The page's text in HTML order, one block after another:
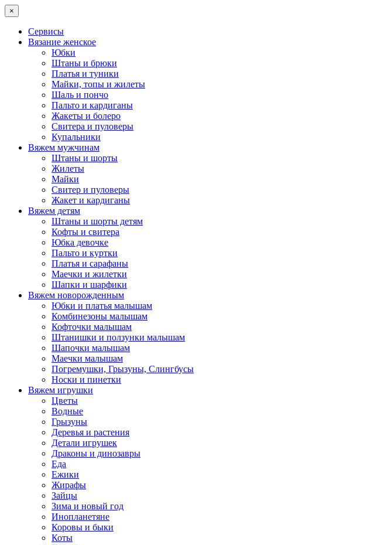
×
Сервисы
Вязание женское
Юбки
Штаны и брюки
Платья и туники
Майки, топы и жилеты
Шаль и пончо
Пальто и кардиганы
Жакеты и болеро
Свитера и пуловеры
Купальники
Вяжем мужчинам
Штаны и шорты
Жилеты
Майки
Свитер и пуловеры
Жакет и кардиганы
Вяжем детям
Штаны и шорты детям
Кофты и свитера
Юбка девочке
Пальто и куртки
Платья и сарафаны
Маечки и жилетки
Шапки и шарфики
Вяжем новорожденным
Юбки и платья малышам
Комбинезоны малышам
Кофточки малышам
Штанишки и ползунки малышам
Шапочки малышам
Маечки малышам
Погремушки, Грызуны, Слингбусы
Носки и пинетки
Вяжем игрушки
Цветы
Водные
Грызуны
Деревья и растения
Детали игрушек
Драконы и динозавры
Еда
Ежики
Жирафы
Зайцы
Зима и новый год
Инопланетяне
Коровы и быки
Коты